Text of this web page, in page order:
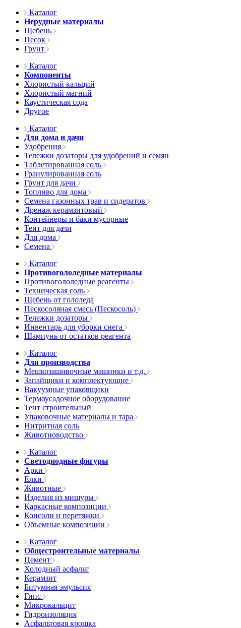
Каталог
Нерудные материалы
Щебень
Песок
Грунт
Каталог
Компоненты
Хлористый кальций
Хлористый магний
Каустическая сода
Другое
Каталог
Для дома и дачи
Удобрения
Тележки дозаторы для удобрений и семян
Таблетированная соль
Гранулированная соль
Грунт для дачи
Топливо для дома
Семена газонных трав и сидератов
Дренаж керамзитовый
Контейнеры и баки мусорные
Тент для дачи
Для дома
Семена
Каталог
Противогололедные материалы
Противогололедные реагенты
Техническая соль
Щебень от гололеда
Пескосоляная смесь (Пескосоль)
Тележки дозаторы
Инвентарь для уборки снега
Шампунь от остатков реагента
Каталог
Для производства
Мешкозашивочные машинки и т.д.
Запайщики и комплектующие
Вакуумные упаковщики
Термоусадочное оборудование
Тент строительный
Упаковочные материалы и тара
Нитритная соль
Животноводство
Каталог
Светодиодные фигуры
Арки
Елки
Животные
Изделия из мишуры
Каркасные композиции
Консоли и перетяжки
Объемные композиции
Каталог
Общестроительные материалы
Цемент
Холодный асфальт
Керамзит
Битумная эмульсия
Гипс
Микрокальцит
Гидроизоляция
Асфальтовая крошка